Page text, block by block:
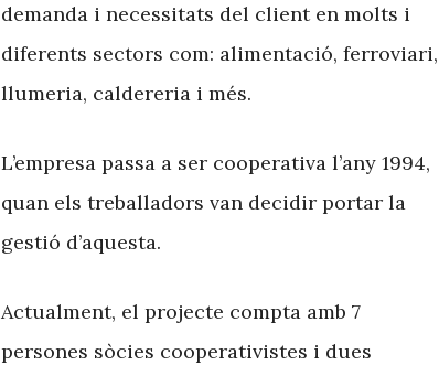
demanda i necessitats del client en molts i
diferents sectors com: alimentació, ferroviari,
llumeria, caldereria i més.
L’empresa passa a ser cooperativa l’any 1994,
quan els treballadors van decidir portar la
gestió d’aquesta.
Actualment, el projecte compta amb 7
persones sòcies cooperativistes i dues